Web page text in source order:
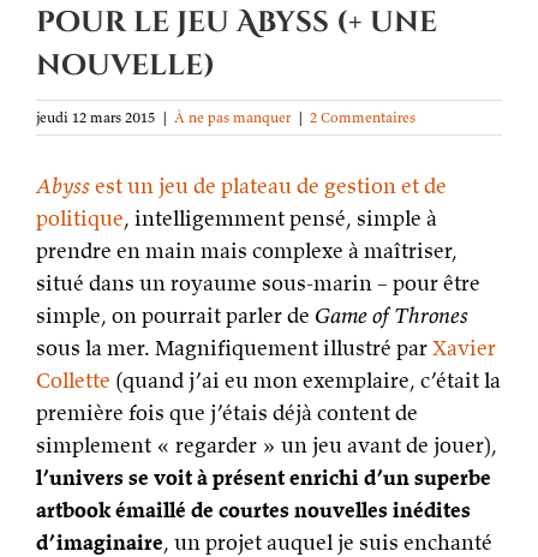
pour le jeu Abyss (+ une
nouvelle)
jeudi 12 mars 2015 | À ne pas manquer | 2 Commentaires
Abyssest un jeu de plateau de gestion et de
politique, intelligemment pensé, simple à
prendre en main mais complexe à maîtriser,
situé dans un royaume sous-marin – pour être
simple, on pourrait parler de Game of Thrones
sous la mer. Magnifiquement illustré parXavier
Collette (quand j’ai eu mon exemplaire, c’était la
première fois que j’étais déjà content de
simplement « regarder » un jeu avant de jouer),
l’univers se voit à présent enrichi d’un superbe
artbook émaillé de courtes nouvelles inédites
d’imaginaire, un projet auquel je suis enchanté